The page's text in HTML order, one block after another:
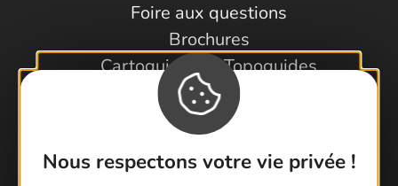
Nous respectons votre vie privée !
Foire aux questions
Brochures
Cartoguides et Topoguides
Latitude Gard